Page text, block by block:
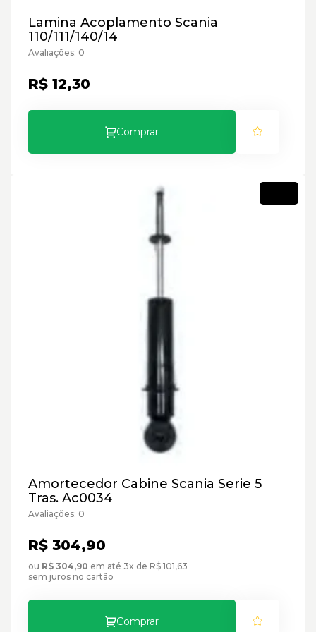
Lamina Acoplamento Scania
110/111/140/14
Avaliações: 0
R$ 12,30
Comprar
Amortecedor Cabine Scania Serie 5
Tras. Ac0034
Avaliações: 0
R$ 304,90
ou R$ 304,90 em até 3x de R$ 101,63
sem juros no cartão
Comprar